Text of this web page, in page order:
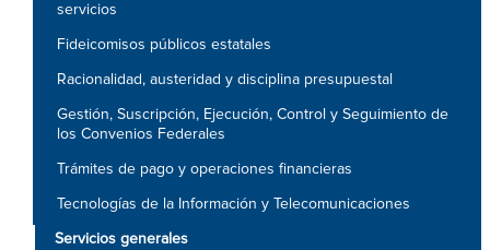
servicios
Fideicomisos públicos estatales
Racionalidad, austeridad y disciplina presupuestal
Gestión, Suscripción, Ejecución, Control y Seguimiento de
los Convenios Federales
Trámites de pago y operaciones financieras
Tecnologías de la Información y Telecomunicaciones
Servicios generales